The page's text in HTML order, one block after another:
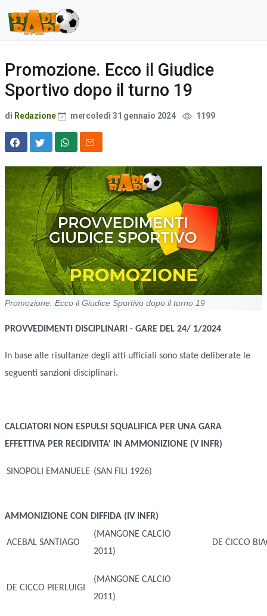
Promozione. Ecco il Giudice
Sportivo dopo il turno 19
di Redazione mercoledì 31 gennaio 2024 1199
Promozione. Ecco il Giudice Sportivo dopo il turno 19
PROVVEDIMENTI DISCIPLINARI - GARE DEL 24/ 1/2024
In base alle risultanze degli atti ufficiali sono state deliberate le
seguenti sanzioni disciplinari.
CALCIATORI NON ESPULSI SQUALIFICA PER UNA GARA
EFFETTIVA PER RECIDIVITA' IN AMMONIZIONE (V INFR)
SINOPOLI EMANUELE (SAN FILI 1926)
AMMONIZIONE CON DIFFIDA (IV INFR)
ACEBAL SANTIAGO
(MANGONE CALCIO
2011)
DE CICCO
DE CICCO PIERLUIGI
(MANGONE CALCIO
2011)